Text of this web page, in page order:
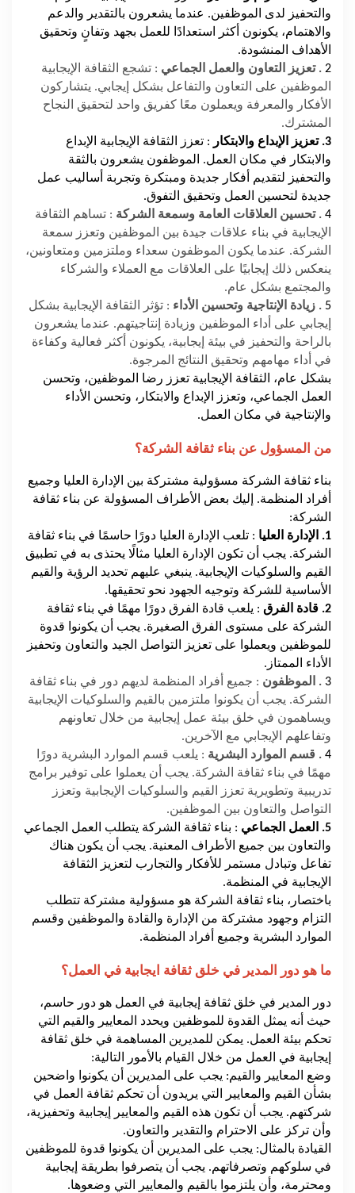
والتحفيز لدى الموظفين. عندما يشعرون بالتقدير والدعم
والاهتمام، يكونون أكثر استعدادًا للعمل بجهد وتفانٍ وتحقيق
الأهداف المنشودة.
2 . تعزيز التعاون والعمل الجماعي : تشجع الثقافة الإيجابية
الموظفين على التعاون والتفاعل بشكل إيجابي. يتشاركون
الأفكار والمعرفة ويعملون معًا كفريق واحد لتحقيق النجاح
المشترك.
3. تعزيز الإبداع والابتكار
: تعزز الثقافة الإيجابية الإبداع
والابتكار في مكان العمل. الموظفون يشعرون بالثقة
والتحفيز لتقديم أفكار جديدة ومبتكرة وتجربة أساليب عمل
جديدة لتحسين العمل وتحقيق التفوق.
4 . تحسين العلاقات العامة وسمعة الشركة : تساهم الثقافة
الإيجابية في بناء علاقات جيدة بين الموظفين وتعزز سمعة
الشركة. عندما يكون الموظفون سعداء وملتزمين ومتعاونين،
ينعكس ذلك إيجابيًا على العلاقات مع العملاء والشركاء
والمجتمع بشكل عام.
5 . زيادة الإنتاجية وتحسين الأداء : تؤثر الثقافة الإيجابية بشكل
إيجابي على أداء الموظفين وزيادة إنتاجيتهم. عندما يشعرون
بالراحة والتحفيز في بيئة إيجابية، يكونون أكثر فعالية وكفاءة
في أداء مهامهم وتحقيق النتائج المرجوة.
بشكل عام، الثقافة الإيجابية تعزز رضا الموظفين، وتحسن
العمل الجماعي، وتعزز الإبداع والابتكار، وتحسن الأداء
والإنتاجية في مكان العمل.
من المسؤول عن بناء ثقافة الشركة؟
بناء ثقافة الشركة مسؤولية مشتركة بين الإدارة العليا وجميع
أفراد المنظمة. إليك بعض الأطراف المسؤولة عن بناء ثقافة
الشركة:
1. الإدارة العليا
: تلعب الإدارة العليا دورًا حاسمًا في بناء ثقافة
الشركة. يجب أن تكون الإدارة العليا مثالًا يحتذى به في تطبيق
القيم والسلوكيات الإيجابية. ينبغي عليهم تحديد الرؤية والقيم
الأساسية للشركة وتوجيه الجهود نحو تحقيقها.
2. قادة الفرق
: يلعب قادة الفرق دورًا مهمًا في بناء ثقافة
الشركة على مستوى الفرق الصغيرة. يجب أن يكونوا قدوة
للموظفين ويعملوا على تعزيز التواصل الجيد والتعاون وتحفيز
الأداء الممتاز.
3 . الموظفون : جميع أفراد المنظمة لديهم دور في بناء ثقافة
الشركة. يجب أن يكونوا ملتزمين بالقيم والسلوكيات الإيجابية
ويساهمون في خلق بيئة عمل إيجابية من خلال تعاونهم
وتفاعلهم الإيجابي مع الآخرين.
4 . قسم الموارد البشرية : يلعب قسم الموارد البشرية دورًا
مهمًا في بناء ثقافة الشركة. يجب أن يعملوا على توفير برامج
تدريبية وتطويرية تعزز القيم والسلوكيات الإيجابية وتعزز
التواصل والتعاون بين الموظفين.
5. العمل الجماعي
: بناء ثقافة الشركة يتطلب العمل الجماعي
والتعاون بين جميع الأطراف المعنية. يجب أن يكون هناك
تفاعل وتبادل مستمر للأفكار والتجارب لتعزيز الثقافة
الإيجابية في المنظمة.
باختصار، بناء ثقافة الشركة هو مسؤولية مشتركة تتطلب
التزام وجهود مشتركة من الإدارة والقادة والموظفين وقسم
الموارد البشرية وجميع أفراد المنظمة.
ما هو دور المدير في خلق ثقافة ايجابية في العمل؟
دور المدير في خلق ثقافة إيجابية في العمل هو دور حاسم،
حيث أنه يمثل القدوة للموظفين ويحدد المعايير والقيم التي
تحكم بيئة العمل. يمكن للمديرين المساهمة في خلق ثقافة
إيجابية في العمل من خلال القيام بالأمور التالية:
وضع المعايير والقيم: يجب على المديرين أن يكونوا واضحين
بشأن القيم والمعايير التي يريدون أن تحكم ثقافة العمل في
شركتهم. يجب أن تكون هذه القيم والمعايير إيجابية وتحفيزية،
وأن تركز على الاحترام والتقدير والتعاون.
القيادة بالمثال: يجب على المديرين أن يكونوا قدوة للموظفين
في سلوكهم وتصرفاتهم. يجب أن يتصرفوا بطريقة إيجابية
ومحترمة، وأن يلتزموا بالقيم والمعايير التي وضعوها.